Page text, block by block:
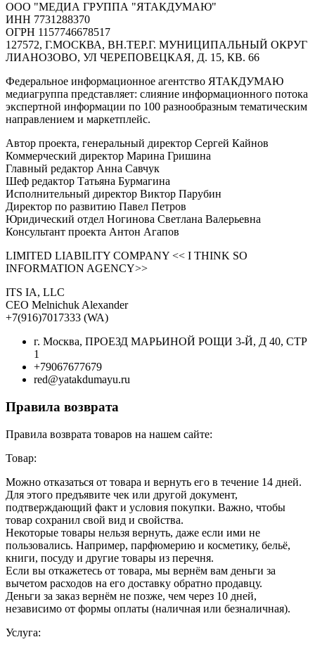
ООО "МЕДИА ГРУППА "ЯТАКДУМАЮ"
ИНН 7731288370
ОГРН 1157746678517
127572, Г.МОСКВА, ВН.ТЕР.Г. МУНИЦИПАЛЬНЫЙ ОКРУГ
ЛИАНОЗОВО, УЛ ЧЕРЕПОВЕЦКАЯ, Д. 15, КВ. 66
Федеральное информационное агентство ЯТАКДУМАЮ
медиагруппа представляет: слияние информационного потока
экспертной информации по 100 разнообразным тематическим
направлением и маркетплейс.
Автор проекта, генеральный директор Сергей Кайнов
Коммерческий директор Марина Гришина
Главный редактор Анна Савчук
Шеф редактор Татьяна Бурмагина
Исполнительный директор Виктор Парубин
Директор по развитию Павел Петров
Юридический отдел Ногинова Светлана Валерьевна
Консультант проекта Антон Агапов
LIMITED LIABILITY COMPANY << I THINK SO
INFORMATION AGENCY>>
ITS IA, LLC
CEO Melnichuk Alexander
+7(916)7017333 (WA)
г. Москва, ПРОЕЗД МАРЬИНОЙ РОЩИ 3-Й, Д 40, СТР
1
+79067677679
red@yatakdumayu.ru
Правила возврата
Правила возврата товаров на нашем сайте:
Товар:
Можно отказаться от товара и вернуть его в течение 14 дней.
Для этого предъявите чек или другой документ,
подтверждающий факт и условия покупки. Важно, чтобы
товар сохранил свой вид и свойства.
Некоторые товары нельзя вернуть, даже если ими не
пользовались. Например, парфюмерию и косметику, бельё,
книги, посуду и другие товары из перечня.
Если вы откажетесь от товара, мы вернём вам деньги за
вычетом расходов на его доставку обратно продавцу.
Деньги за заказ вернём не позже, чем через 10 дней,
независимо от формы оплаты (наличная или безналичная).
Услуга: